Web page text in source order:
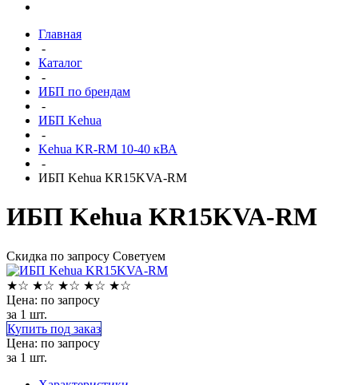
Главная
-
Каталог
-
ИБП по брендам
-
ИБП Kehua
-
Kehua KR-RM 10-40 кВА
-
ИБП Kehua KR15KVA-RM
ИБП Kehua KR15KVA-RM
Скидка по запросу Советуем
★☆ ★☆ ★☆ ★☆ ★☆
Цена: по запросу
за 1 шт.
Купить под заказ
Цена: по запросу
за 1 шт.